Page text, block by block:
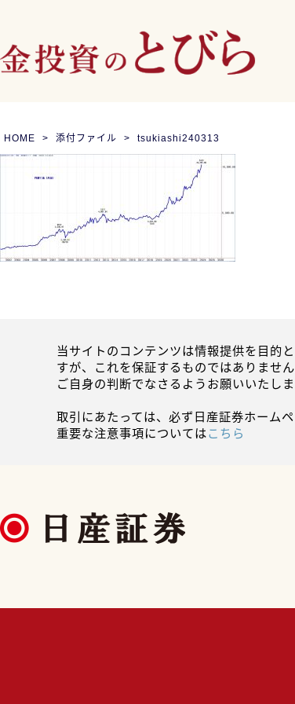
HOME 添付ファイル tsukiashi240313
当サイトのコンテンツは情報提供を目的
すが、これを保証するものではありませ
ご自身の判断でなさるようお願いいたし
取引にあたっては、必ず日産証券ホーム
重要な注意事項についてはこちら